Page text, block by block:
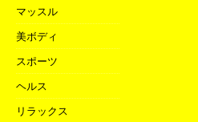
マッスル
美ボディ
スポーツ
ヘルス
リラックス